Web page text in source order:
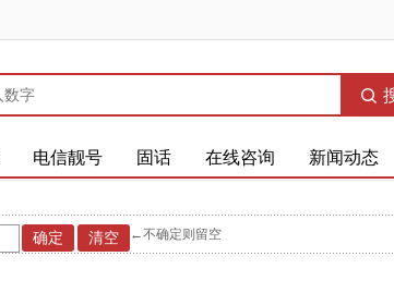
电信靓号 固话 在线咨询 新闻动态
←不确定则留空